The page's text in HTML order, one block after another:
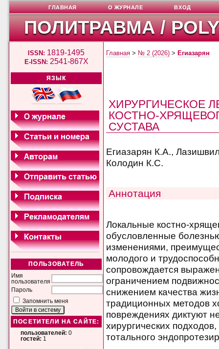
ПОЛИТРАВМА /
ISSN: 1819-1495
E-ISSN: 2541-867X
ЯЗЫК
ПОЛЬЗОВАТЕЛЬ
Имя
пользователя
Пароль
Запомнить меня
ПОСЕТИТЕЛИ НА САЙТЕ:
пользователей: 0
гостей: 1
ГЛАВНАЯ О ЖУРНАЛЕ ВХОД
Главная > № 2 (2026) > Егиазарян
ХИРУРГИЧЕСКОЕ
КОСТНО-
СУСТАВА
Егиазарян К.А.,
Колодин К.С.
Аннотация
Локальные костно-
обусловленные
изменениями,
молодого и
сопровождается
ограничением
снижением качества
традиционных методов
повреждениях диктуют
хирургических
тотального